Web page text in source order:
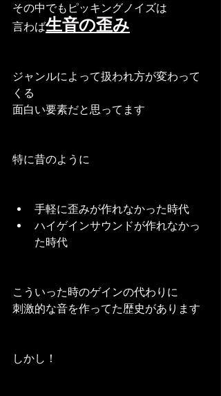
その中でもピッキングノイズは
言わば生音の歪み
ジャンルによって扱われ方が変わって
くる
面白い要素だと思ってます
特に昔のように
手軽に歪みが作れなかった時代
ハイゲインサウンドが作れなかっ
た時代
こういった時のゲインの代わりに
刺激的な音を作ってた歴史があります
しかし！